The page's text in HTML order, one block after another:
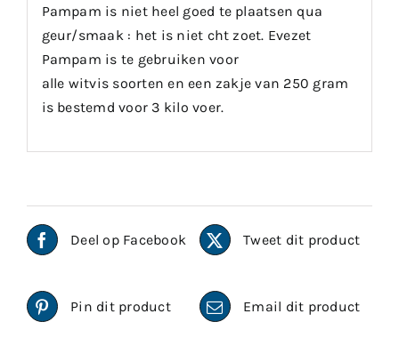
Pampam is niet heel goed te plaatsen qua
geur/smaak : het is niet cht zoet. Evezet
Pampam is te gebruiken voor
alle witvis soorten en een zakje van 250 gram
is bestemd voor 3 kilo voer.
Deel op Facebook Tweet dit product
Pin dit product Email dit product